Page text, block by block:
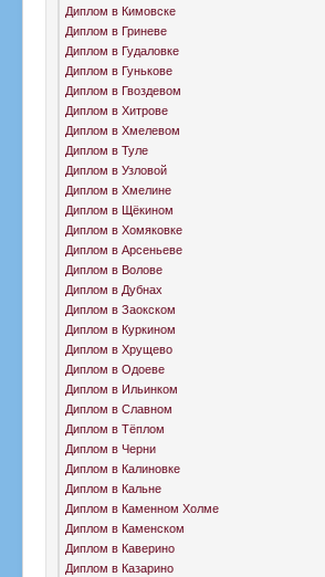
Диплом в Кимовске
Диплом в Гриневе
Диплом в Гудаловке
Диплом в Гунькове
Диплом в Гвоздевом
Диплом в Хитрове
Диплом в Хмелевом
Диплом в Туле
Диплом в Узловой
Диплом в Хмелине
Диплом в Щёкином
Диплом в Хомяковке
Диплом в Арсеньеве
Диплом в Волове
Диплом в Дубнах
Диплом в Заокском
Диплом в Куркином
Диплом в Хрущево
Диплом в Одоеве
Диплом в Ильинком
Диплом в Славном
Диплом в Тёплом
Диплом в Черни
Диплом в Калиновке
Диплом в Кальне
Диплом в Каменном Холме
Диплом в Каменском
Диплом в Каверино
Диплом в Казарино